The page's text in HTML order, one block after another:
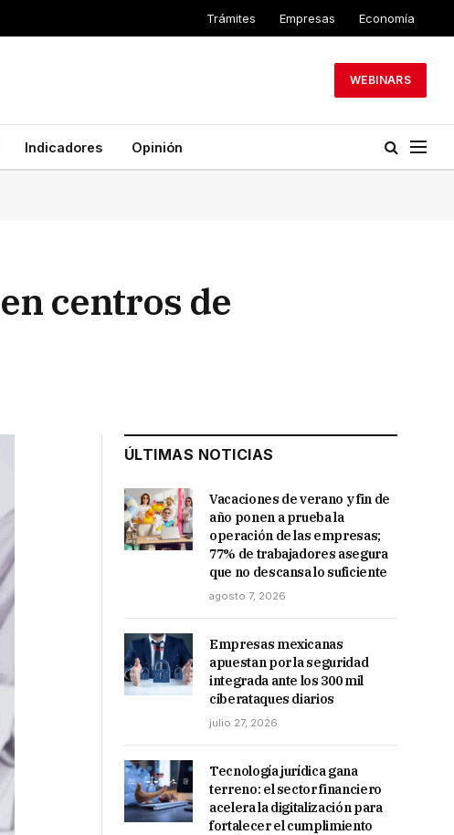
Trámites Empresas Economía
WEBINARS
Indicadores Opinión
centros de
ÚLTIMAS NOTICIAS
Vacaciones de verano y fin de
año ponen a prueba la
operación de las empresas;
77% de trabajadores asegura
que no descansa lo suficiente
agosto 7, 2026
Empresas mexicanas
apuestan por la seguridad
integrada ante los 300 mil
ciberataques diarios
julio 27, 2026
Tecnología jurídica gana
terreno: el sector financiero
acelera la digitalización para
fortalecer el cumplimiento